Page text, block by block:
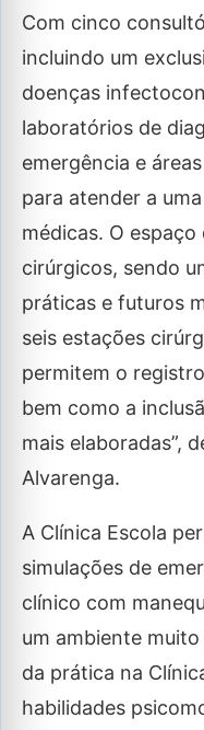
Com cinco
incluindo um
doenças
laboratórios de
emergência e
para atender a
médicas. O
cirúrgicos, sendo
práticas e futuros
seis estações
permitem o
bem como a
mais elaboradas”,
Alvarenga.
A Clínica Escola
simulações de
clínico com
um ambiente
da prática na
habilidades